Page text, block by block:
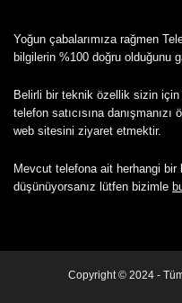
Yoğun çabalarımıza rağmen
bilgilerin %100 doğru olduğunu
Belirli bir teknik özellik sizin
telefon satıcısına
web sitesini ziyaret etmektir.
Mevcut telefona ait herhangi
düşünüyorsanız lütfen bizimle
Copyright © 2024 -